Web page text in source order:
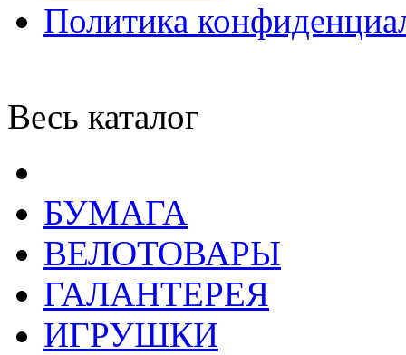
Политика
Весь каталог
БУМАГА
ВЕЛОТОВАРЫ
ГАЛАНТЕРЕЯ
ИГРУШКИ